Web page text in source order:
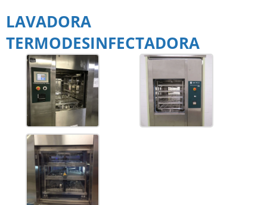
LAVADORA
TERMODESINFECTADORA